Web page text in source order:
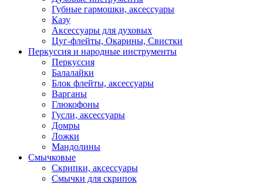
Губные гармошки, аксессуары
Казу
Аксессуары для духовых
Цуг-флейты, Окарины, Свистки
Перкуссия и народные инструменты
Перкуссия
Балалайки
Блок флейты, аксессуары
Варганы
Глюкофоны
Гусли, аксессуары
Домры
Ложки
Мандолины
Смычковые
Скрипки, аксессуары
Смычки для скрипок